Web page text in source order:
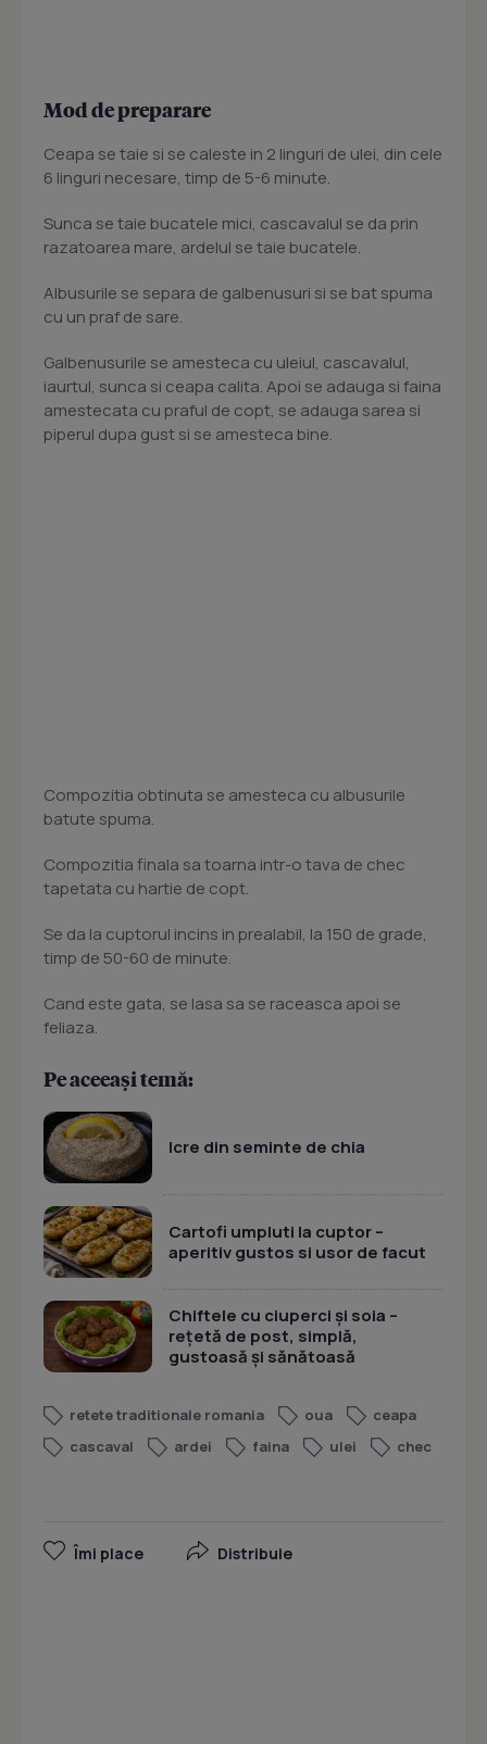
Mod de preparare
Ceapa se taie si se caleste in 2 linguri de ulei, din cele
6 linguri necesare, timp de 5-6 minute.
Sunca se taie bucatele mici, cascavalul se da prin
razatoarea mare, ardelul se taie bucatele.
Albusurile se separa de galbenusuri si se bat spuma
cu un praf de sare.
Galbenusurile se amesteca cu uleiul, cascavalul,
iaurtul, sunca si ceapa calita. Apoi se adauga si faina
amestecata cu praful de copt, se adauga sarea si
piperul dupa gust si se amesteca bine.
Compozitia obtinuta se amesteca cu albusurile
batute spuma.
Compozitia finala sa toarna intr-o tava de chec
tapetata cu hartie de copt.
Se da la cuptorul incins in prealabil, la 150 de grade,
timp de 50-60 de minute.
Cand este gata, se lasa sa se raceasca apoi se
feliaza.
Pe aceeași temă:
Icre din seminte de chia
Cartofi umpluti la cuptor –
aperitiv gustos si usor de facut
Chiftele cu ciuperci și soia –
rețetă de post, simplă,
gustoasă și sănătoasă
retete traditionale romania oua
ceapa
cascaval
ardei faina ulei chec
Îmi place Distribuie